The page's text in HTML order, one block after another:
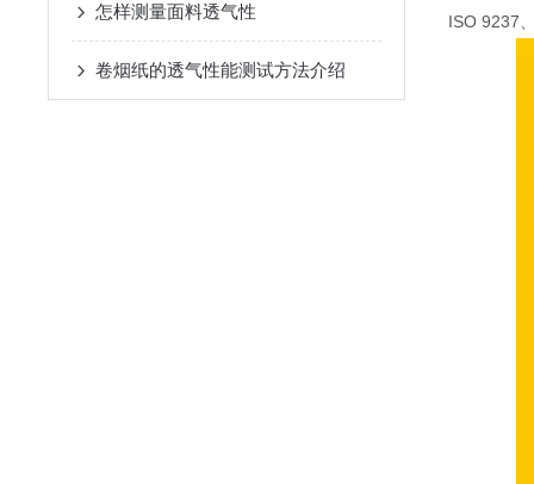
怎样测量面料透气性
卷烟纸的透气性能测试方法介绍
ISO 9237